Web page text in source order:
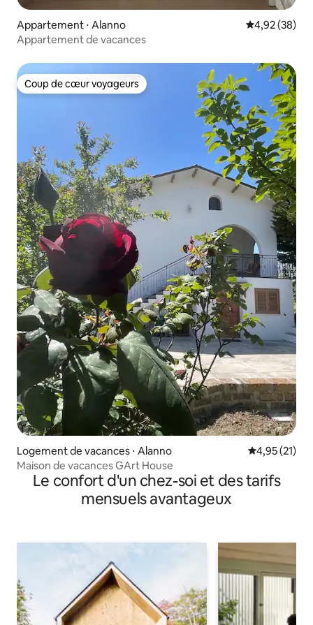
Appartement ⋅ Alanno Évaluation
4,92 (38)
Appartement de vacances
Coup de cœur voyageurs
Coup de cœur voyageurs
Logement de vacances ⋅ Alanno Évaluation
4,95 (21)
Maison de vacances GArt House
Le confort d'un chez-soi et des tarifs
mensuels avantageux